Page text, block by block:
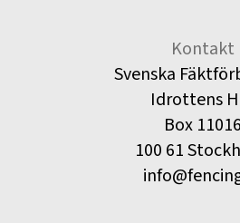
Kontakt
Svenska
Idrottens
Box 11016
100 61